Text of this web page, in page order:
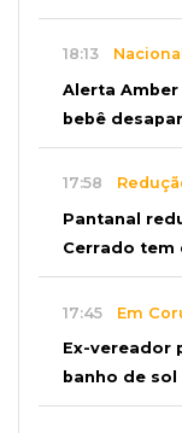
18:13 Nacional
Alerta
bebê
17:58
Pantanal
Cerrado tem
17:45 Em
Ex-vereador
banho de